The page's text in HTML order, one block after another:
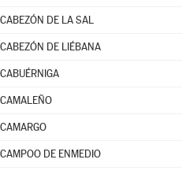
CABEZÓN DE LA SAL
CABEZÓN DE LIÉBANA
CABUÉRNIGA
CAMALEÑO
CAMARGO
CAMPOO DE ENMEDIO